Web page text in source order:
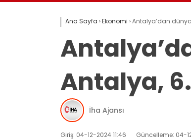
Ana Sayfa ›Ekonomi ›Antalya’dan
Antalya,
İha Ajansı
Giriş: 04-12-2024 11:46 Güncelleme: 04-